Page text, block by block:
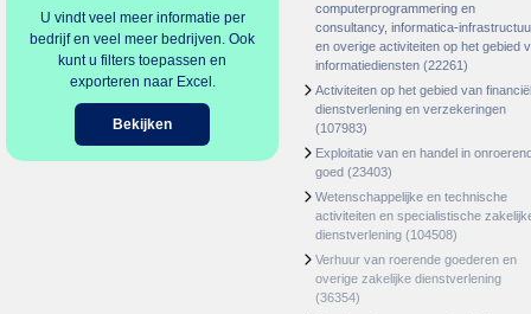
U vindt veel meer informatie per
bedrijf en veel meer bedrijven. Ook
kunt u filters toepassen en
exporteren naar Excel.
Bekijken
computerprogrammering en
consultancy, informatica-
en overige activiteiten op het gebied
informatiediensten (22261)
Activiteiten op het gebied van
dienstverlening en verzekeringen
(107983)
Exploitatie van en handel in
goed (23403)
Wetenschappelijke en technische
activiteiten en specialistische
dienstverlening (104508)
Verhuur van roerende goederen en
overige zakelijke dienstverlening
(36354)